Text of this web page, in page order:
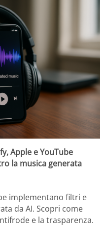
Apple e YouTube
la musica generata
implementano filtri e
da AI. Scopri come
e la trasparenza.